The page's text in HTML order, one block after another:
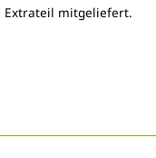
Extrateil mitgeliefert.